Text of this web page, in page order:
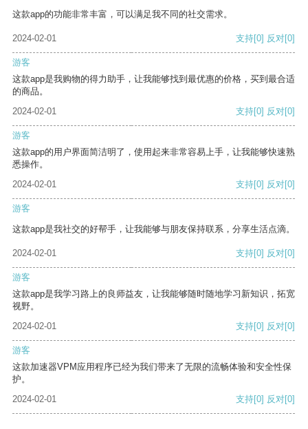
这款app的功能非常丰富，可以满足我不同的社交需求。
2024-02-01 支持[0] 反对[0]
游客
这款app是我购物的得力助手，让我能够找到最优惠的价格，买到最合适
的商品。
2024-02-01
支持[0] 反对[0]
游客
这款app的用户界面简洁明了，使用起来非常容易上手，让我能够快速熟
悉操作。
2024-02-01
支持[0] 反对[0]
游客
这款app是我社交的好帮手，让我能够与朋友保持联系，分享生活点滴。
2024-02-01 支持[0] 反对[0]
游客
这款app是我学习路上的良师益友，让我能够随时随地学习新知识，拓宽
视野。
2024-02-01
支持[0] 反对[0]
游客
这款加速器VPM应用程序已经为我们带来了无限的流畅体验和安全性保
护。
2024-02-01
支持[0] 反对[0]